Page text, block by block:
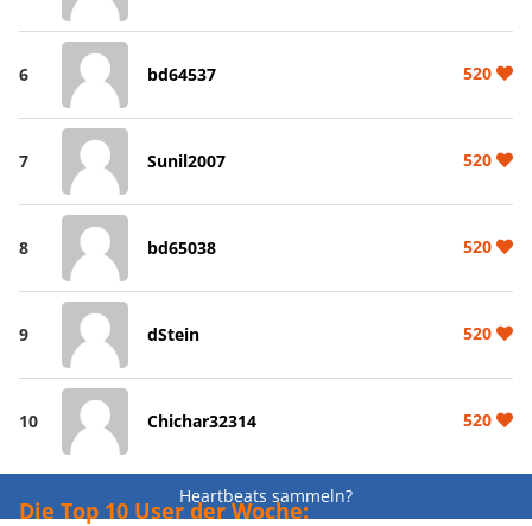
6 bd64537 520
7 Sunil2007 520
8 bd65038 520
9 dStein 520
10 Chichar32314 520
Heartbeats sammeln?
Die Top 10 User der Woche: